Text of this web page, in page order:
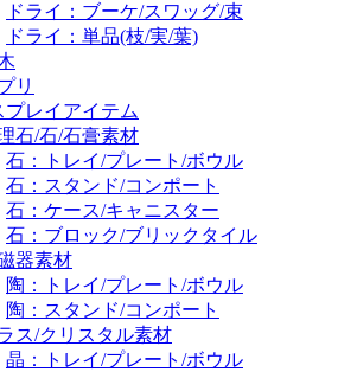
ドライ：ブーケ/スワッグ/束
ドライ：単品(枝/実/葉)
リ
レイアイテム
石/石/石膏素材
石：トレイ/プレート/ボウル
石：スタンド/コンポート
石：ケース/キャニスター
石：ブロック/ブリックタイル
器素材
陶：トレイ/プレート/ボウル
陶：スタンド/コンポート
ス/クリスタル素材
晶：トレイ/プレート/ボウル